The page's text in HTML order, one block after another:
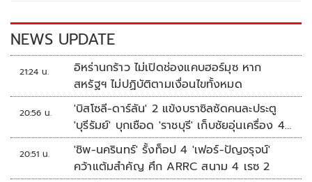
k k
NEWS UPDATE
21:24 น.
อิหร่านกร้าว ไม่เปิดช่องแคบฮอร์มุซ หาก
สหรัฐฯ ไม่ปฏิบัติตามเงื่อนไขทั้งหมด
20:56 น.
'บิสโซลี-ดาร์ลัน' 2 แข้งบราซิลซัดคนละประตู
'บุรีรัมย์' บุกเชือด 'ราชบุรี' เก็บชัยอุ่นเครื่อง 4
นัดรวด
20:51 น.
'ชิพ-นครินทร์' รั้งท็อป 4 'เฟอร์-ปัญจรุจน์'
คว้าแต้มสำคัญ ศึก ARRC สนาม 4 เรซ 2